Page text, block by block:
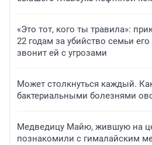
«Это тот, кого ты травила»:
22 годам за убийство семьи
звонит ей с угрозами
Может столкнуться каждый.
бактериальными болезнями
Медведицу Майю, жившую на
познакомили с гималайским